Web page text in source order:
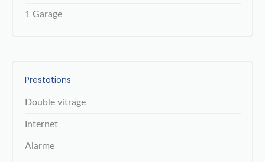
1 Garage
Prestations
Double vitrage
Internet
Alarme